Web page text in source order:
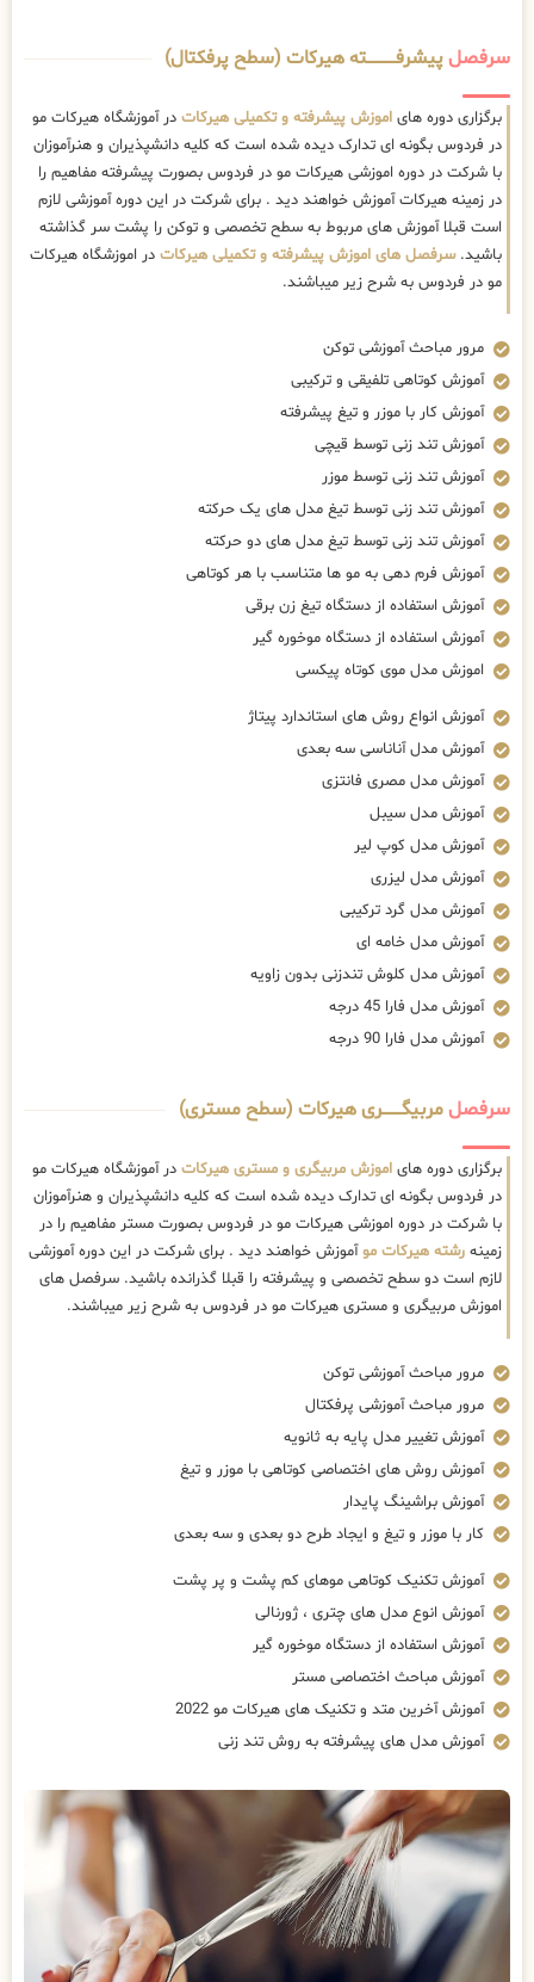
سرفصلپیشرفــــــــــــته هیرکات (سطح پرفکتال)
برگزاری دوره های اموزش پیشرفته و تکمیلی هیرکات در آموزشگاه هیرکات مو
در فردوس بگونه ای تدارک دیده شده است که کلیه دانشپذیران و هنرآموزان
با شرکت در دوره اموزشی هیرکات مو در فردوس بصورت پیشرفته مفاهیم را
در زمینه هیرکات آموزش خواهند دید . برای شرکت در این دوره آموزشی لازم
است قبلا آموزش های مربوط به سطح تخصصی و توکن را پشت سر گذاشته
باشید.سرفصل های اموزش پیشرفته و تکمیلی هیرکات در اموزشگاه هیرکات
مو در فردوس به شرح زیر میباشند.
مرور مباحث آموزشی توکن
آموزش کوتاهی تلفیقی و ترکیبی
آموزش کار با موزر و تیغ پیشرفته
آموزش تند زنی توسط قیچی
آموزش تند زنی توسط موزر
آموزش تند زنی توسط تیغ مدل های یک حرکته
آموزش تند زنی توسط تیغ مدل های دو حرکته
آموزش فرم دهی به مو ها متناسب با هر کوتاهی
آموزش استفاده از دستگاه تیغ زن برقی
آموزش استفاده از دستگاه موخوره گیر
اموزش مدل موی کوتاه پیکسی
آموزش انواع روش های استاندارد پیتاژ
آموزش مدل آناناسی سه بعدی
آموزش مدل مصری فانتزی
آموزش مدل سیبل
آموزش مدل کوپ لیر
آموزش مدل لیزری
آموزش مدل گرد ترکیبی
آموزش مدل خامه ای
آموزش مدل کلوش تندزنی بدون زاویه
آموزش مدل فارا 45 درجه
آموزش مدل فارا 90 درجه
سرفصلمربیگــــــــری هیرکات (سطح مستری)
برگزاری دوره های اموزش مربیگری و مستری هیرکات در آموزشگاه هیرکات مو
در فردوس بگونه ای تدارک دیده شده است که کلیه دانشپذیران و هنرآموزان
با شرکت در دوره اموزشی هیرکات مو در فردوس بصورت مستر مفاهیم را در
زمینه رشته هیرکات موآموزش خواهند دید . برای شرکت در این دوره آموزشی
لازم است دو سطح تخصصی و پیشرفته را قبلا گذرانده باشید. سرفصل های
اموزش مربیگری و مستری هیرکات مو در فردوس به شرح زیر میباشند.
مرور مباحث آموزشی توکن
مرور مباحث آموزشی پرفکتال
آموزش تغییر مدل پایه به ثانویه
آموزش روش های اختصاصی کوتاهی با موزر و تیغ
آموزش براشینگ پایدار
کار با موزر و تیغ و ایجاد طرح دو بعدی و سه بعدی
آموزش تکنیک کوتاهی موهای کم پشت و پر پشت
آموزش انوع مدل های چتری ، ژورنالی
آموزش استفاده از دستگاه موخوره گیر
آموزش مباحث اختصاصی مستر
آموزش آخرین متد و تکنیک های هیرکات مو 2022
آموزش مدل های پیشرفته به روش تند زنی